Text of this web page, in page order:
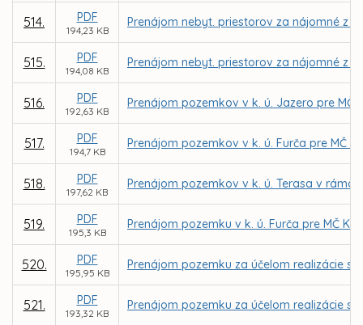
514. PDF
194,23 KB
Prenájom nebyt. priestorov za nájomné z
515. PDF
194,08 KB
Prenájom nebyt. priestorov za nájomné z
516. PDF
192,63 KB
Prenájom pozemkov v k. ú. Jazero pre
517. PDF
194,7 KB
Prenájom pozemkov v k. ú. Furča pre MČ
518. PDF
197,62 KB
Prenájom pozemkov v k. ú. Terasa v rámci
519. PDF
195,3 KB
Prenájom pozemku v k. ú. Furča pre MČ
520. PDF
195,95 KB
Prenájom pozemku za účelom realizácie
521. PDF
193,32 KB
Prenájom pozemku za účelom realizácie